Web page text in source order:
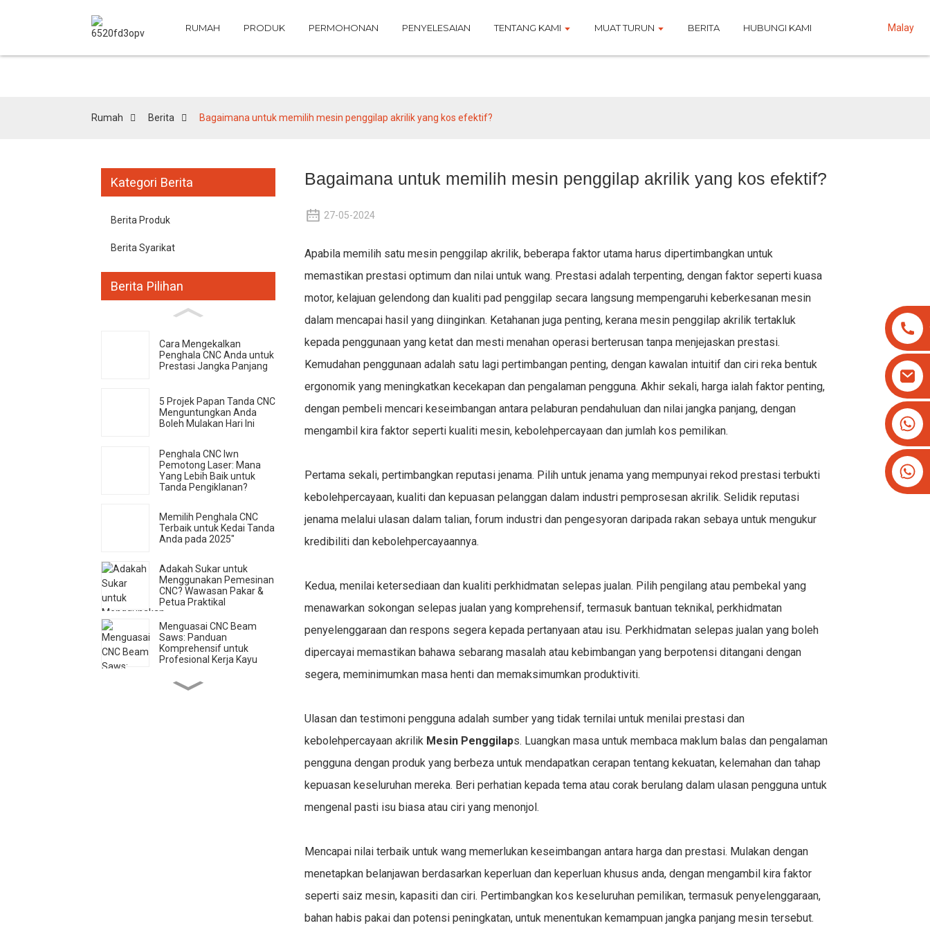
RUMAH PRODUK PERMOHONAN PENYELESAIAN TENTANG KAMI MUAT TURUN BERITA HUBUNGI KAMI Malay
Berita
Rumah Berita Bagaimana untuk memilih mesin penggilap akrilik yang kos efektif?
Kategori Berita
Berita Produk
Berita Syarikat
Berita Pilihan
Cara Mengekalkan
Penghala CNC Anda untuk
Prestasi Jangka Panjang
5 Projek Papan Tanda CNC
Menguntungkan Anda
Boleh Mulakan Hari Ini
Penghala CNC lwn
Pemotong Laser: Mana
Yang Lebih Baik untuk
Tanda Pengiklanan?
Memilih Penghala CNC
Terbaik untuk Kedai Tanda
Anda pada 2025"
Adakah Sukar untuk
Menggunakan Pemesinan
CNC? Wawasan Pakar &
Petua Praktikal
Menguasai CNC Beam
Saws: Panduan
Komprehensif untuk
Profesional Kerja Kayu
Mintech CNC: Pasukan
Bagaimana untuk memilih mesin penggilap akrilik yang kos efektif?
27-05-2024
Apabila memilih satu mesin penggilap akrilik, beberapa faktor utama harus dipertimbangkan untuk
memastikan prestasi optimum dan nilai untuk wang. Prestasi adalah terpenting, dengan faktor seperti kuasa
motor, kelajuan gelendong dan kualiti pad penggilap secara langsung mempengaruhi keberkesanan mesin
dalam mencapai hasil yang diinginkan. Ketahanan juga penting, kerana mesin penggilap akrilik tertakluk
kepada penggunaan yang ketat dan mesti menahan operasi berterusan tanpa menjejaskan prestasi.
Kemudahan penggunaan adalah satu lagi pertimbangan penting, dengan kawalan intuitif dan ciri reka bentuk
ergonomik yang meningkatkan kecekapan dan pengalaman pengguna. Akhir sekali, harga ialah faktor penting,
dengan pembeli mencari keseimbangan antara pelaburan pendahuluan dan nilai jangka panjang, dengan
mengambil kira faktor seperti kualiti mesin, kebolehpercayaan dan jumlah kos pemilikan.
Pertama sekali, pertimbangkan reputasi jenama. Pilih untuk jenama yang mempunyai rekod prestasi terbukti
kebolehpercayaan, kualiti dan kepuasan pelanggan dalam industri pemprosesan akrilik. Selidik reputasi
jenama melalui ulasan dalam talian, forum industri dan pengesyoran daripada rakan sebaya untuk mengukur
kredibiliti dan kebolehpercayaannya.
Kedua, menilai ketersediaan dan kualiti perkhidmatan selepas jualan. Pilih pengilang atau pembekal yang
menawarkan sokongan selepas jualan yang komprehensif, termasuk bantuan teknikal, perkhidmatan
penyelenggaraan dan respons segera kepada pertanyaan atau isu. Perkhidmatan selepas jualan yang boleh
dipercayai memastikan bahawa sebarang masalah atau kebimbangan yang berpotensi ditangani dengan
segera, meminimumkan masa henti dan memaksimumkan produktiviti.
Ulasan dan testimoni pengguna adalah sumber yang tidak ternilai untuk menilai prestasi dan
kebolehpercayaan akrilik Mesin Penggilaps. Luangkan masa untuk membaca maklum balas dan pengalaman
pengguna dengan produk yang berbeza untuk mendapatkan cerapan tentang kekuatan, kelemahan dan tahap
kepuasan keseluruhan mereka. Beri perhatian kepada tema atau corak berulang dalam ulasan pengguna untuk
mengenal pasti isu biasa atau ciri yang menonjol.
Mencapai nilai terbaik untuk wang memerlukan keseimbangan antara harga dan prestasi. Mulakan dengan
menetapkan belanjawan berdasarkan keperluan dan keperluan khusus anda, dengan mengambil kira faktor
seperti saiz mesin, kapasiti dan ciri. Pertimbangkan kos keseluruhan pemilikan, termasuk penyelenggaraan,
bahan habis pakai dan potensi peningkatan, untuk menentukan kemampuan jangka panjang mesin tersebut.